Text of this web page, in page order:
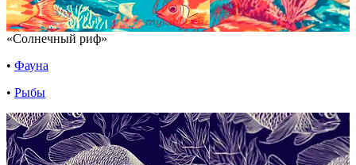
«Солнечный риф»
• Фауна
• Рыбы